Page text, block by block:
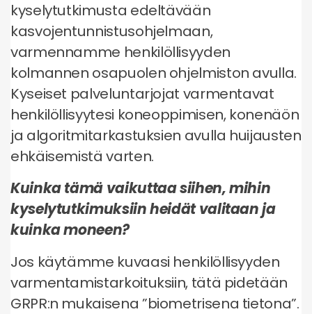
kyselytutkimusta edeltävään
kasvojentunnistusohjelmaan,
varmennamme henkilöllisyyden
kolmannen osapuolen ohjelmiston avulla.
Kyseiset palveluntarjojat varmentavat
henkilöllisyytesi koneoppimisen, konenäön
ja algoritmitarkastuksien avulla huijausten
ehkäisemistä varten.
Kuinka tämä vaikuttaa siihen, mihin
kyselytutkimuksiin heidät valitaan ja
kuinka moneen?
Jos käytämme kuvaasi henkilöllisyyden
varmentamistarkoituksiin, tätä pidetään
GRPR:n mukaisena ”biometrisena tietona”.